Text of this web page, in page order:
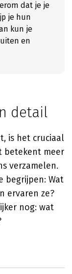
dat je je
je hun
kun je
en
detail
is het cruciaal
betekent meer
verzamelen.
begrijpen: Wat
ervaren ze?
nog: wat